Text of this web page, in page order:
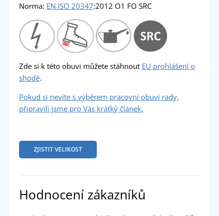
Norma: EN ISO 20347:2012 O1 FO SRC
Zde si k této obuvi můžete stáhnout EU prohlášení o
shodě.
Pokud si nevíte s výběrem pracovní obuvi rady,
připravili jsme pro Vás krátký článek.
ZJISTIT VELIKOST
Hodnocení zákazníků